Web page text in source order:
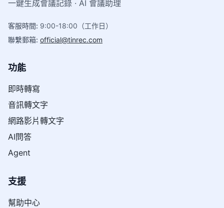
一鍵生成會議記錄 · AI 會議助理
客服時間: 9:00-18:00（工作日）
聯繫郵箱: official@tinrec.com
功能
即時轉寫
音訊轉文字
網路影片轉文字
AI問答
Agent
支援
幫助中心